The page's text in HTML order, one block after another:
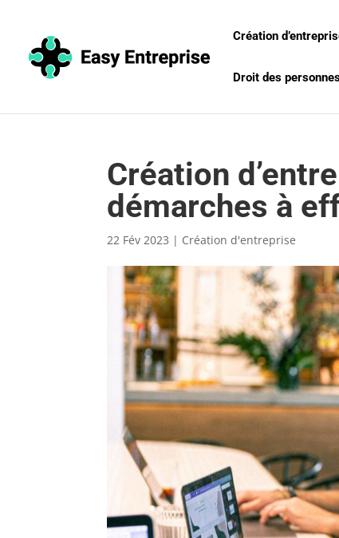
Création
Droit des
Création
démarches à
22 Fév 2023 | Création d'entreprise